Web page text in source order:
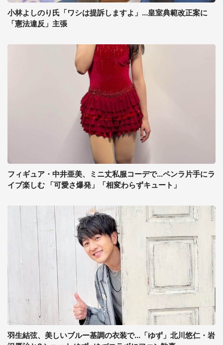
小林よしのり氏「ワシは提訴しますよ」...皇室典範改正案に
「憲法違反」主張
フィギュア・中井亜美、ミニ丈私服コーデで...ペンラ片手にラ
イブ楽しむ 「可愛さ爆発」「相変わらずキュート」
羽生結弦、美しいブルー基調の衣装で...「ゆず」北川悠仁・岩